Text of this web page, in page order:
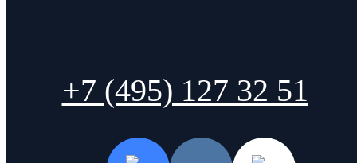
+7 (495) 127 32 51